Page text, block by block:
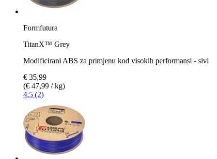
Formfutura
TitanX™ Grey
Modificirani ABS za primjenu kod visokih performansi - sivi
€ 35,99
(€ 47,99 / kg)
4.5 (2)